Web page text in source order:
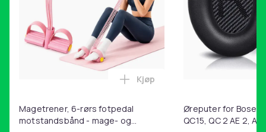
Artikkel nr.
1888f652-7bfd-481b-8184-4c0c64c8cefc
Produktsikkerhetsinformasjon
Magetrener, 6-rørs fotpedal
motstandsbånd - mage- og
Legg Magetrener, 6-rørs
Kjøp
Øreputer for Bose
QC15, QC 2 AE 2, AE